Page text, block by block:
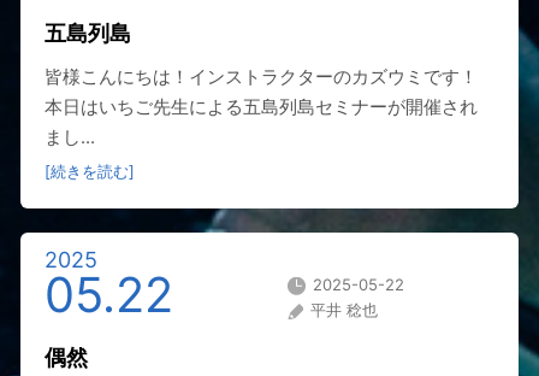
五島列島
皆様こんにちは！インストラクターのカズウミです！
本日はいちご先生による五島列島セミナーが開催され
まし...
[続きを読む]
2025
05.22
2025-05-22
平井 稔也
偶然